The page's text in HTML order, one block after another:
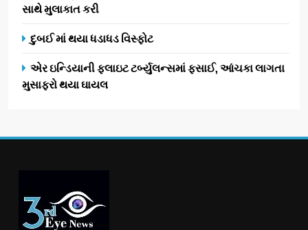
સાથે મુલાકાત કરી
દુબઈ માં થયા ધડાધડ વિસ્ફોટ
એર ઇન્ડિયાની ફ્લાઇટ ટર્બ્યુલન્સમાં ફસાઈ, આંચકા લાગતા
મુસાફરો થયા ઘાયલ